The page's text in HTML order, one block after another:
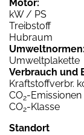
Motor:
kW / PS
Treibstoff
Hubraum
Umweltnormen:
Umweltplakette
Verbrauch und
Kraftstoffverbr.
CO2-Emissionen
CO2-Klasse
Standort